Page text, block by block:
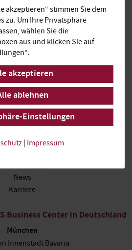
bc.de
Impressum
Datenschutz
PRODUKTE
Büroraum
Virtual Office
Services
ÜBER UNS
News
Karriere
Business Center in Deutschland
München
Innenstadt Bavaria
akzeptieren“ stimmen Sie dem
zu. Um Ihre Privatsphäre
wählen Sie die
aus und klicken Sie auf
akzeptieren
ablehnen
Einstellungen
| Impressum